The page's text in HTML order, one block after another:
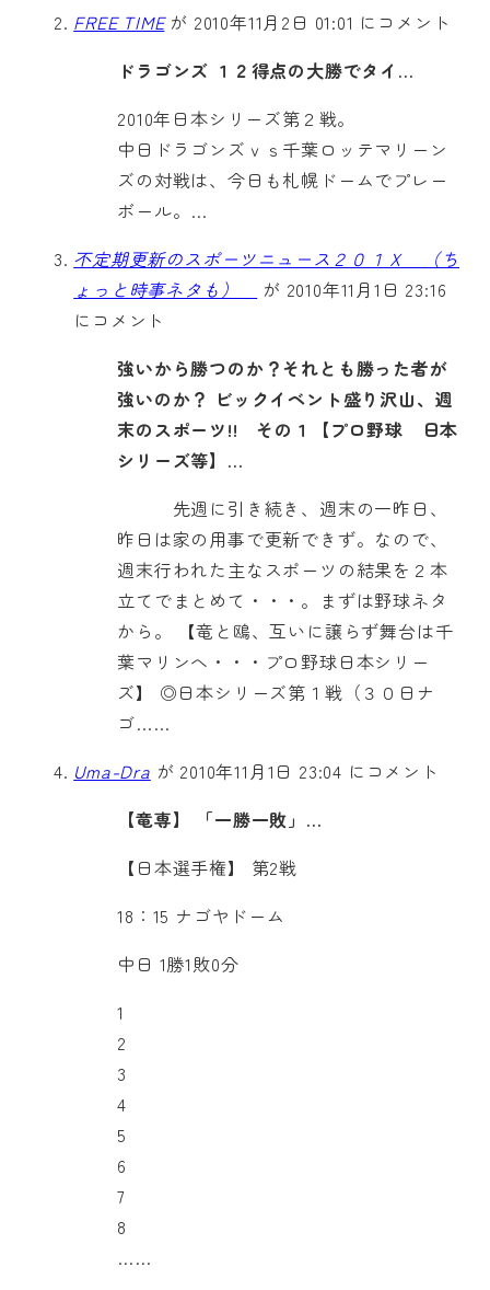
FREE TIMEが 2010年11月2日 01:01 にコメント
ドラゴンズ １２得点の大勝でタイ…
2010年日本シリーズ第２戦。
中日ドラゴンズｖｓ千葉ロッテマリーン
ズの対戦は、今日も札幌ドームでプレー
ボール。…
不定期更新のスポーツニュース２０１Ｘ （ち
ょっと時事ネタも）
が 2010年11月1日 23:16
にコメント
強いから勝つのか？それとも勝った者が
強いのか？ ビックイベント盛り沢山、週
末のスポーツ!! その１【プロ野球 日本
シリーズ等】…
先週に引き続き、週末の一昨日、
昨日は家の用事で更新できず。なので、
週末行われた主なスポーツの結果を２本
立てでまとめて・・・。まずは野球ネタ
から。 【竜と鴎、互いに譲らず舞台は千
葉マリンへ・・・プロ野球日本シリー
ズ】 ◎日本シリーズ第１戦（３０日ナ
ゴ……
Uma-Dra が 2010年11月1日 23:04 にコメント
【竜専】 「一勝一敗」…
【日本選手権】 第2戦
18：15 ナゴヤドーム
中日 1勝1敗0分
1
2
3
4
5
6
7
8
……